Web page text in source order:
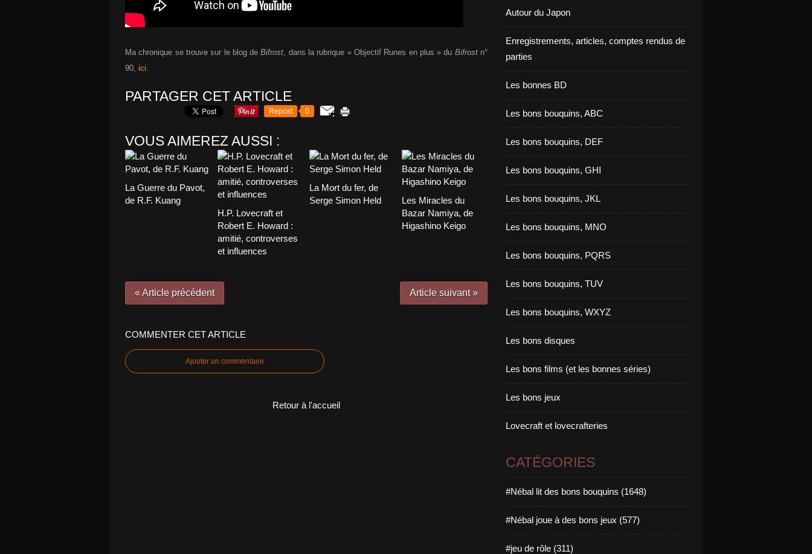
Ma chronique se trouve sur le blog deBifrost, dans la rubrique « Objectif Runes en plus » du Bifrost n°
90, ici.
PARTAGER CET ARTICLE
Repost 0
VOUS AIMEREZ AUSSI :
La Guerre du Pavot,
de R.F. Kuang
H.P. Lovecraft et
Robert E. Howard :
amitié, controverses
et influences
La Mort du fer, de
Serge Simon Held
Les Miracles du
Bazar Namiya, de
Higashino Keigo
« Article précédent Article suivant »
COMMENTER CET ARTICLE
Ajouter un commentaire
Retour à l'accueil
Autour du Japon
Enregistrements, articles, comptes rendus de
parties
Les bonnes BD
Les bons bouquins, ABC
Les bons bouquins, DEF
Les bons bouquins, GHI
Les bons bouquins, JKL
Les bons bouquins, MNO
Les bons bouquins, PQRS
Les bons bouquins, TUV
Les bons bouquins, WXYZ
Les bons disques
Les bons films (et les bonnes séries)
Les bons jeux
Lovecraft et lovecrafteries
CATÉGORIES
#Nébal lit des bons bouquins (1648)
#Nébal joue à des bons jeux (577)
#jeu de rôle (311)